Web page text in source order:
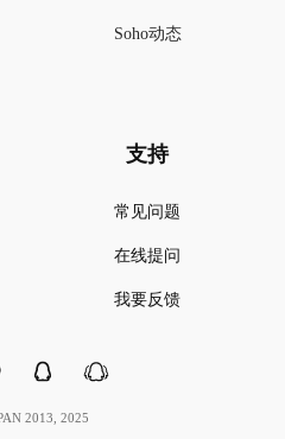
Soho动态
支持
常见问题
在线提问
我要反馈
2013, 2025